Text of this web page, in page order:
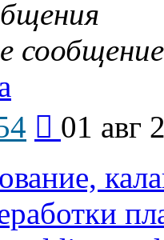
сообщение
последнему
01 авг